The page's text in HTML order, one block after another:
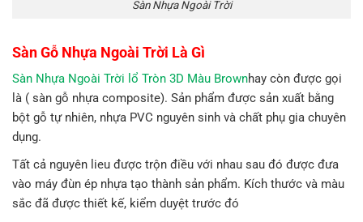
Sàn Nhựa Ngoài Trời
Sàn Gỗ Nhựa Ngoài Trời Là Gì
Sàn Nhựa Ngoài Trời lổ Tròn 3D Màu Brownhay còn được gọi
là ( sàn gỗ nhựa composite). Sản phẩm được sản xuất bằng
bột gỗ tự nhiên, nhựa PVC nguyên sinh và chất phụ gia chuyên
dụng.
Tất cả nguyên lieu được trộn điều với nhau sau đó được đưa
vào máy đùn ép nhựa tạo thành sản phẩm. Kích thước và màu
sắc đã được thiết kế, kiểm duyệt trước đó